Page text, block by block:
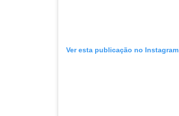
Ver esta publicação no Instagram